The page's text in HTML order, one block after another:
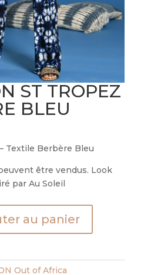
ST TROPEZ
BLEU
Textile Berbère Bleu
être vendus. Look
par Au Soleil
au panier
Out of Africa